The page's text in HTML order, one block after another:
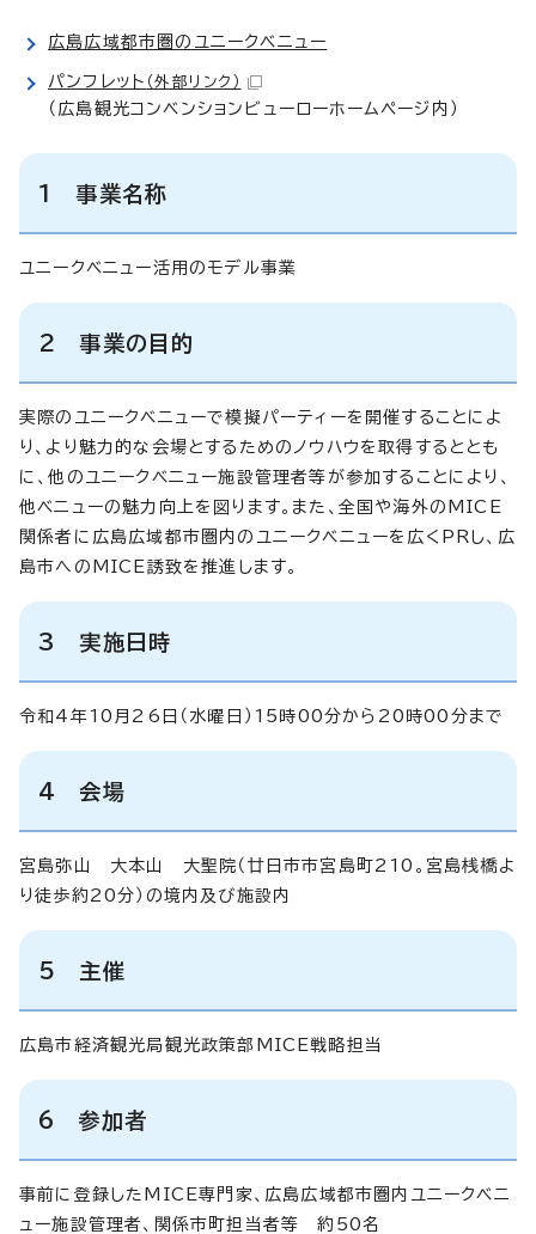
広島広域都市圏のユニークベニュー
パンフレット （外部リンク）
（広島観光コンベンションビューローホームページ内）
1 事業名称
ユニークベニュー活用のモデル事業
2 事業の目的
実際のユニークベニューで模擬パーティーを開催することによ
り、より魅力的な会場とするためのノウハウを取得するととも
に、他のユニークベニュー施設管理者等が参加することにより、
他ベニューの魅力向上を図ります。また、全国や海外のMICE
関係者に広島広域都市圏内のユニークベニューを広くPRし、広
島市へのMICE誘致を推進します。
3 実施日時
令和4年10月26日（水曜日）15時00分から20時00分まで
4 会場
宮島弥山 大本山 大聖院（廿日市市宮島町210。宮島桟橋よ
り徒歩約20分）の境内及び施設内
5 主催
広島市経済観光局観光政策部MICE戦略担当
6 参加者
事前に登録したMICE専門家、広島広域都市圏内ユニークベニ
ュー施設管理者、関係市町担当者等 約50名